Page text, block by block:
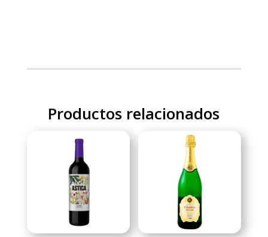
Productos relacionados